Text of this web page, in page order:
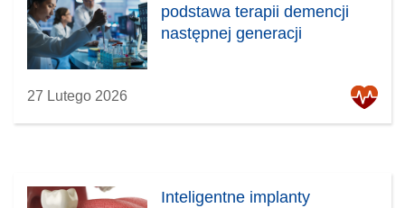
podstawa terapii demencji
następnej generacji
27 Lutego 2026
Inteligentne implanty